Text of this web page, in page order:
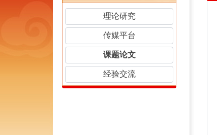
理论研究
传媒平台
课题论文
经验交流